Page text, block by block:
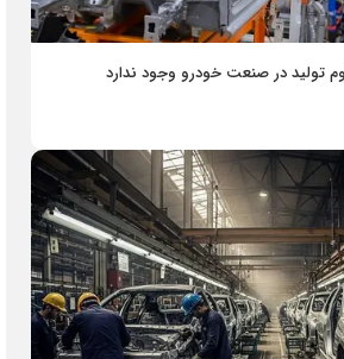
تولید در صنعت خودرو وجود ندارد